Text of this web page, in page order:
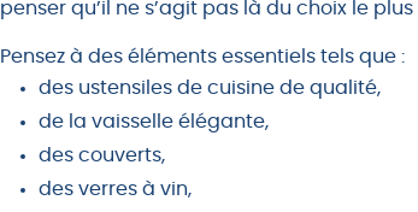
penser qu’il ne s’agit pas là du choix le plus
Pensez à des éléments essentiels tels que :
des ustensiles de cuisine de qualité,
de la vaisselle élégante,
des couverts,
des verres à vin,